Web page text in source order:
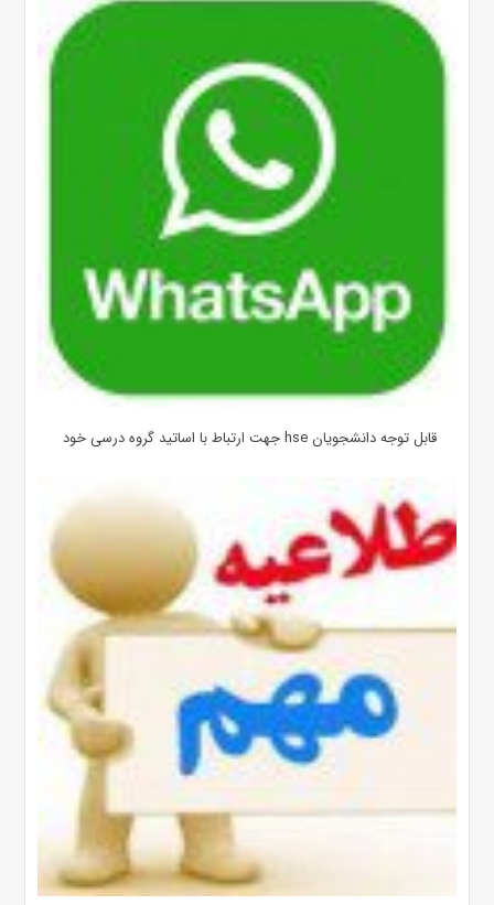
قابل توجه دانشجویان hse جهت ارتباط با اساتید گروه درسی خود